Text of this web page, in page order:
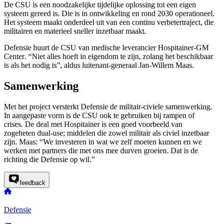
De CSU is een noodzakelijke tijdelijke oplossing tot een eigen
systeem gereed is. Die is in ontwikkeling en rond 2030 operationeel.
Het systeem maakt onderdeel uit van een continu verbetertraject, die
militairen en materieel sneller inzetbaar maakt.
Defensie huurt de CSU van medische leverancierHospitainer-GM
Center. “Niet alles hoeft in eigendom te zijn, zolang het beschikbaar
is als het nodig is”, aldus luitenant-generaal Jan-Willem Maas.
Samenwerking
Met het project versterkt Defensie de militair-civiele samenwerking.
In aangepaste vorm is de CSU ook te gebruiken bij rampen of
crises. De deal met Hospitainer is een goed voorbeeld van
zogeheten dual-use; middelen die zowel militair als civiel inzetbaar
zijn. Maas: “We investeren in wat we zelf moeten kunnen en we
werken met partners die met ons mee durven groeien. Dat is de
richting die Defensie op wil.”
feedback
Defensie